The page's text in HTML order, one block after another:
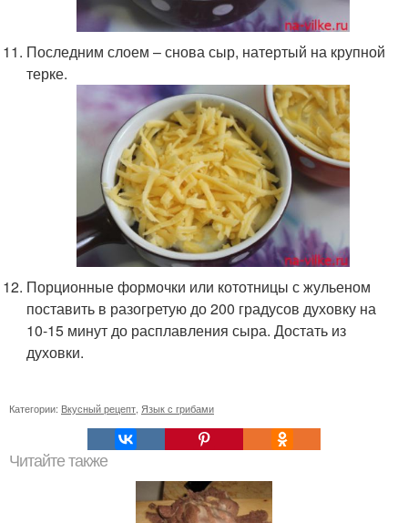
Последним слоем – снова сыр, натертый на крупной
терке.
Порционные формочки или кототницы с жульеном
поставить в разогретую до 200 градусов духовку на
10-15 минут до расплавления сыра. Достать из
духовки.
Категории: Вкусный рецепт Язык с грибами
Читайте также